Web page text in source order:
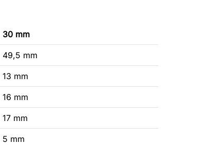
30 mm
49,5 mm
13 mm
16 mm
17 mm
5 mm